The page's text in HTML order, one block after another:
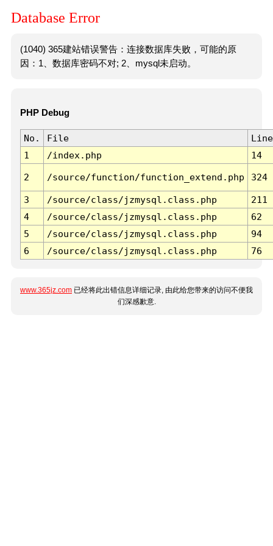
Database Error
(1040) 365建站错误警告：连接数据库失败，可能的原
因：1、数据库密码不对; 2、mysql未启动。
PHP Debug
No. File
Line
1
/index.php 14
2 /source/function/function_extend.php 324
3 /source/class/jzmysql.class.php
211
4
/source/class/jzmysql.class.php
62
5
/source/class/jzmysql.class.php
94
6
/source/class/jzmysql.class.php 76
www.365jz.com 已经将此出错信息详细记录, 由此给您带来的访问不便我
们深感歉意.